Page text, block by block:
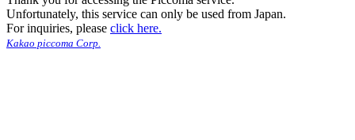
Unfortunately, this service can only be used from Japan.
For inquiries, please click here.
Kakao piccoma Corp.